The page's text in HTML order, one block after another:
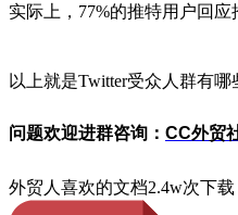
实际上，77%的推特用户回应
以上就是Twitter受众人群有哪
问题欢迎进群咨询： CC外贸
外贸人喜欢的文档2.4w次下载